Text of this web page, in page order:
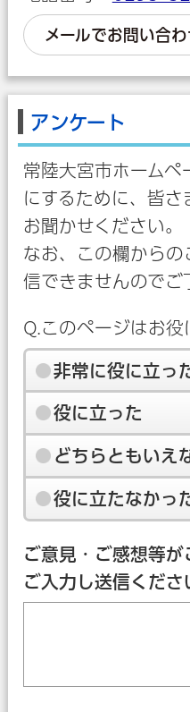
メールでお問い合
アンケート
常陸大宮市ホームペ
にするために、皆さ
お聞かせください。
なお、この欄からの
信できませんのでご
Q.このページはお役
非常に役に立っ
役に立った
どちらともいえ
役に立たなかっ
ご意見・ご感想等が
ご入力し送信くださ